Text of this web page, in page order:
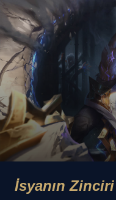
İsyanın Zinciri